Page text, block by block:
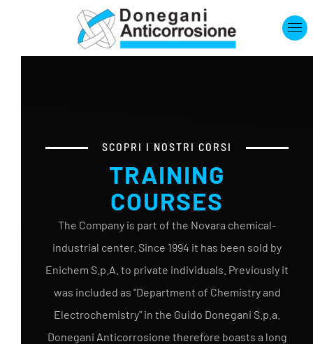
Skip to main content
SCOPRI I NOSTRI CORSI
TRAINING
COURSES
The Company is part of the Novara chemical-
industrial center. Since 1994 it has been sold by
Enichem S.p.A. to private individuals. Previously it
was included as "Department of Chemistry and
Electrochemistry" in the Guido Donegani S.p.a.
Donegani Anticorrosione therefore boasts a long